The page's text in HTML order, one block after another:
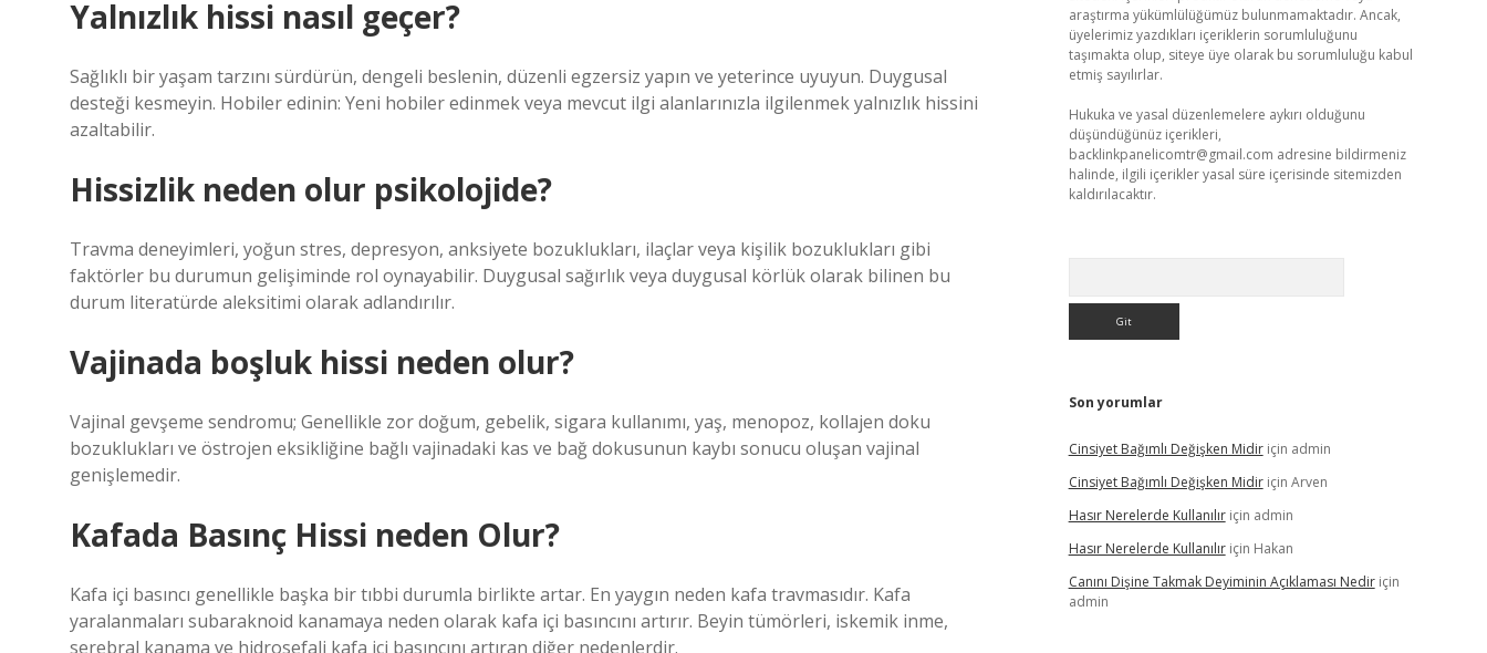
Yalnızlık hissi nasıl geçer?
Sağlıklı bir yaşam tarzını sürdürün, dengeli beslenin, düzenli egzersiz yapın ve yeterince uyuyun. Duygusal
desteği kesmeyin. Hobiler edinin: Yeni hobiler edinmek veya mevcut ilgi alanlarınızla ilgilenmek yalnızlık hissini
azaltabilir.
Hissizlik neden olur psikolojide?
Travma deneyimleri, yoğun stres, depresyon, anksiyete bozuklukları, ilaçlar veya kişilik bozuklukları gibi
faktörler bu durumun gelişiminde rol oynayabilir. Duygusal sağırlık veya duygusal körlük olarak bilinen bu
durum literatürde aleksitimi olarak adlandırılır.
Vajinada boşluk hissi neden olur?
Vajinal gevşeme sendromu; Genellikle zor doğum, gebelik, sigara kullanımı, yaş, menopoz, kollajen doku
bozuklukları ve östrojen eksikliğine bağlı vajinadaki kas ve bağ dokusunun kaybı sonucu oluşan vajinal
genişlemedir.
Kafada Basınç Hissi neden Olur?
Kafa içi basıncı genellikle başka bir tıbbi durumla birlikte artar. En yaygın neden kafa travmasıdır. Kafa
yaralanmaları subaraknoid kanamaya neden olarak kafa içi basıncını artırır. Beyin tümörleri, iskemik inme,
serebral kanama ve hidrosefali kafa içi basıncını artıran diğer nedenlerdir.
araştırma yükümlülüğümüz bulunmamaktadır. Ancak,
üyelerimiz yazdıkları içeriklerin sorumluluğunu
taşımakta olup, siteye üye olarak bu sorumluluğu kabul
etmiş sayılırlar.
Hukuka ve yasal düzenlemelere aykırı olduğunu
düşündüğünüz içerikleri,
backlinkpanelicomtr@gmail.com adresine bildirmeniz
halinde, ilgili içerikler yasal süre içerisinde sitemizden
kaldırılacaktır.
Son yorumlar
Cinsiyet Bağımlı Değişken Midiriçin admin
Cinsiyet Bağımlı Değişken Midiriçin Arven
Hasır Nerelerde Kullanılıriçin admin
Hasır Nerelerde Kullanılıriçin Hakan
Canını Dişine Takmak Deyiminin Açıklaması Nediriçin
admin